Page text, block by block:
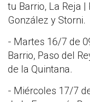
tu Barrio, La Reja |
González y Storni.
- Martes 16/7 de
Barrio, Paso del
de la Quintana.
- Miércoles 17/7